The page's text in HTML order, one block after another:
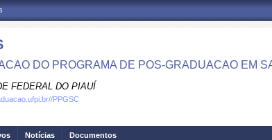
DO PROGRAMA DE POS-GRADUACAO EM
FEDERAL DO PIAUÍ
PPGSC
Notícias Documentos